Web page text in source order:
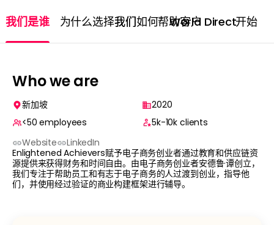
我们是谁 为什么选择我们我们如何帮助客户World Direct开始
Who we are
新加坡
2020
<50 employees 5k-10k clients
Website
LinkedIn
Enlightened Achievers赋予电子商务创业者通过教育和供应链资
源提供来获得财务和时间自由。由电子商务创业者安德鲁·谭创立，
我们专注于帮助员工和有志于电子商务的人过渡到创业，指导他
们，并使用经过验证的商业构建框架进行辅导。